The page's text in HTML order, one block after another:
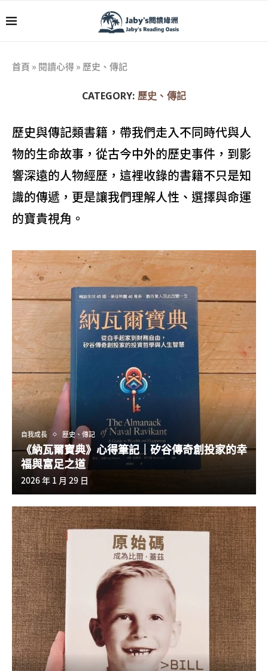
首頁 » 閱讀心得» 歷史、傳記
CATEGORY: 歷史、傳記
歷史與傳記類書籍，帶我們走入不同時代與人
物的生命故事，從古今中外的歷史事件，到影
響深遠的人物經歷，這裡收錄的書籍不只是知
識的傳遞，更是讓我們理解人性、選擇與命運
的寶貴視角。
自我成長 歷史、傳記
《納瓦爾寶典》心得筆記｜矽谷傳奇創投家的幸
福與富足之道
2026 年 1 月 29 日